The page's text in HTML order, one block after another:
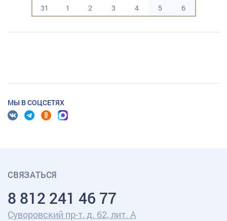
31
1 2 3 4 5 6
МЫ В СОЦСЕТЯХ
СВЯЗАТЬСЯ
8 812 241 46 77
Суворовский пр-т, д. 62, лит. А